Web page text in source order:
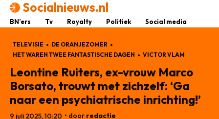
Socialnieuws.nl
BN’ers Tv Royalty Politiek Social media
TELEVISIE
DE ORANJEZOMER
HET WAREN TWEE FANTASTISCHE DAGEN
VICTOR VLAM
Leontine Ruiters, ex-vrouw Marco
Borsato, trouwt met zichzelf: ‘Ga
naar een psychiatrische inrichting!’
9 juli 2025, 10:20 • door redactie